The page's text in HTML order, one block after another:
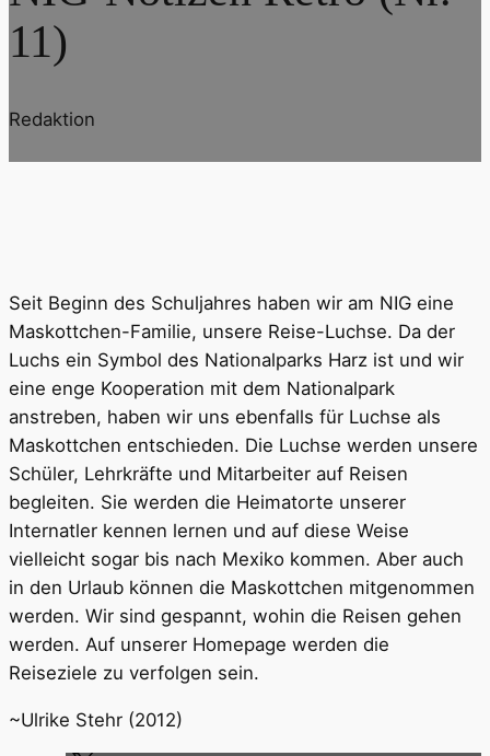
11)
Redaktion
Seit Beginn des Schuljahres haben wir am NIG eine
Maskottchen-Familie, unsere Reise-Luchse. Da der
Luchs ein Symbol des Nationalparks Harz ist und wir
eine enge Kooperation mit dem Nationalpark
anstreben, haben wir uns ebenfalls für Luchse als
Maskottchen entschieden. Die Luchse werden unsere
Schüler, Lehrkräfte und Mitarbeiter auf Reisen
begleiten. Sie werden die Heimatorte unserer
Internatler kennen lernen und auf diese Weise
vielleicht sogar bis nach Mexiko kommen. Aber auch
in den Urlaub können die Maskottchen mitgenommen
werden. Wir sind gespannt, wohin die Reisen gehen
werden. Auf unserer Homepage werden die
Reiseziele zu verfolgen sein.
~Ulrike Stehr (2012)